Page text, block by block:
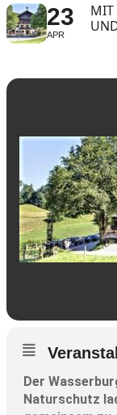
23
APR
MIT
Der
Naturschutz